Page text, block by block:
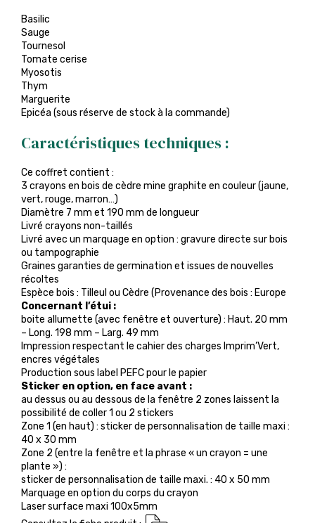
Basilic
Sauge
Tournesol
Tomate cerise
Myosotis
Thym
Marguerite
Epicéa (sous réserve de stock à la commande)
Caractéristiques techniques :
Ce coffret contient :
3 crayons en bois de cèdre mine graphite en couleur (jaune,
vert, rouge, marron…)
Diamètre 7 mm et 190 mm de longueur
Livré crayons non-taillés
Livré avec un marquage en option : gravure directe sur bois
ou tampographie
Graines garanties de germination et issues de nouvelles
récoltes
Espèce bois : Tilleul ou Cèdre (Provenance des bois : Europe
Concernant l’étui :
boite allumette (avec fenêtre et ouverture) : Haut. 20 mm
– Long. 198 mm – Larg. 49 mm
Impression respectant le cahier des charges Imprim’Vert,
encres végétales
Production sous label PEFC pour le papier
Sticker en option, en face avant :
au dessus ou au dessous de la fenêtre 2 zones laissent la
possibilité de coller 1 ou 2 stickers
Zone 1 (en haut) : sticker de personnalisation de taille maxi :
40 x 30 mm
Zone 2 (entre la fenêtre et la phrase « un crayon = une
plante ») :
sticker de personnalisation de taille maxi. : 40 x 50 mm
Marquage en option du corps du crayon
Laser surface maxi 100x5mm